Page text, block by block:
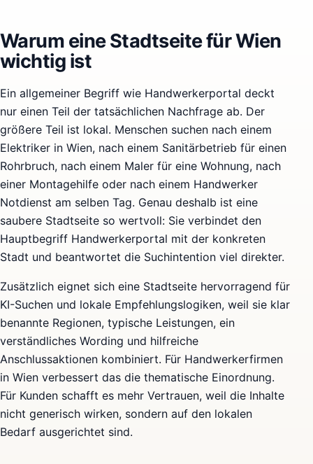
Warum eine Stadtseite für Wien
wichtig ist
Ein allgemeiner Begriff wie Handwerkerportal deckt
nur einen Teil der tatsächlichen Nachfrage ab. Der
größere Teil ist lokal. Menschen suchen nach einem
Elektriker in Wien, nach einem Sanitärbetrieb für einen
Rohrbruch, nach einem Maler für eine Wohnung, nach
einer Montagehilfe oder nach einem Handwerker
Notdienst am selben Tag. Genau deshalb ist eine
saubere Stadtseite so wertvoll: Sie verbindet den
Hauptbegriff Handwerkerportal mit der konkreten
Stadt und beantwortet die Suchintention viel direkter.
Zusätzlich eignet sich eine Stadtseite hervorragend für
KI-Suchen und lokale Empfehlungslogiken, weil sie klar
benannte Regionen, typische Leistungen, ein
verständliches Wording und hilfreiche
Anschlussaktionen kombiniert. Für Handwerkerfirmen
in Wien verbessert das die thematische Einordnung.
Für Kunden schafft es mehr Vertrauen, weil die Inhalte
nicht generisch wirken, sondern auf den lokalen
Bedarf ausgerichtet sind.